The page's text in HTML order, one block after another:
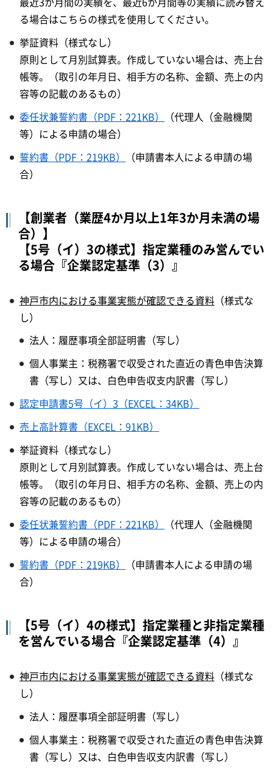
る場合はこちらの様式を使用してください。
挙証資料（様式なし）
原則として月別試算表。作成していない場合は、売上台
帳等。（取引の年月日、相手方の名称、金額、売上の内
容等の記載のあるもの）
委任状兼誓約書（PDF：221KB）
（代理人（金融機関
等）による申請の場合）
誓約書（PDF：219KB）
（申請書本人による申請の場
合）
【創業者（業歴4か月以上1年3か月未満の場
合）】
【5号（イ）3の様式】指定業種のみ営んでい
る場合『企業認定基準（3）』
神戸市内における事業実態が確認できる資料 （様式な
し）
法人：履歴事項全部証明書（写し）
個人事業主：税務署で収受された直近の青色申告決算
書（写し）又は、白色申告収支内訳書（写し）
認定申請書5号（イ）3（EXCEL：34KB）
売上高計算書（EXCEL：91KB）
挙証資料（様式なし）
原則として月別試算表。作成していない場合は、売上台
帳等。（取引の年月日、相手方の名称、金額、売上の内
容等の記載のあるもの）
委任状兼誓約書（PDF：221KB）
（代理人（金融機関
等）による申請の場合）
誓約書（PDF：219KB）
（申請書本人による申請の場
合）
【5号（イ）4の様式】指定業種と非指定業種
を営んでいる場合『企業認定基準（4）』
神戸市内における事業実態が確認できる資料 （様式な
し）
法人：履歴事項全部証明書（写し）
個人事業主：税務署で収受された直近の青色申告決算
書（写し）又は、白色申告収支内訳書（写し）